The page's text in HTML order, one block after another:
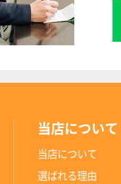
当店について
当店について
選ばれる理由